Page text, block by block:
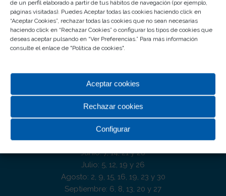
de un perfil elaborado a partir de tus hábitos de navegación (por ejemplo,
páginas visitadas). Puedes Aceptar todas las cookies haciendo click en
“Aceptar Cookies”, rechazar todas las cookies que no sean necesarias
haciendo click en “Rechazar Cookies” o configurar los tipos de cookies que
deseas aceptar pulsando en “Ver Preferencias.” Para más información
consulte el enlace de "Política de cookies".
Aceptar cookies
Rechazar cookies
Configurar
00.00 horas
MULTICINES ROSALEDA
Consultar web
DOMINGOS Y FESTIVOS DE APERTURA 2026
Febrero: 28
Marzo: 29
Abril: 2, 3 y 5
Mayo: 3
Junio: 7, 14, 21 y 28
Julio: 5, 12, 19 y 26
Agosto: 2, 9, 15, 16, 19, 23 y 30
Septiembre: 6, 8, 13, 20 y 27